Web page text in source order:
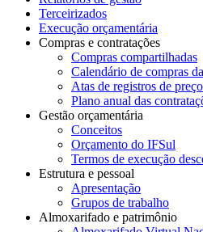
Terceirizados
Execução orçamentária
Compras e contratações
Compras compartilhadas
Calendário de compras
Atas de registros de
Plano anual das
Gestão orçamentária
Conceitos
Orçamento do IFSul
Termos de execução
Estrutura e pessoal
Apresentação
Grupos de trabalho
Almoxarifado e patrimônio